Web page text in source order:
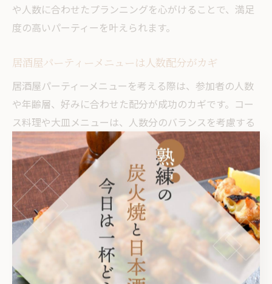
や人数に合わせたプランニングを心がけることで、満足
度の高いパーティーを叶えられます。
居酒屋パーティーメニューは人数配分がカギ
居酒屋パーティーメニューを考える際は、参加者の人数
や年齢層、好みに合わせた配分が成功のカギです。コー
ス料理や大皿メニューは、人数分のバランスを考慮する
ことで食事が行き渡りやすくなります。例えば、アレル
ギーや食事制限がある場合は事前に伝え、柔軟な対応を
依頼しましょう。幹事は、飲み放題の内容やドリンクの
種類も確認し、全員が満足できるよう工夫することが大
切です。こうした細やかな配慮が、パーティー全体の満
足度向上につながります。